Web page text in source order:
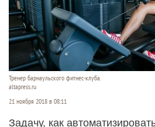
Тренер барнаульского фитнес-клуба.
altapress.ru
21 ноября 2018 в 08:11
Задачу, как